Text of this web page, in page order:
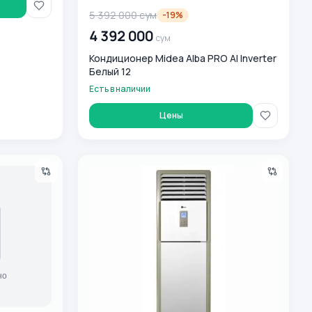
5 392 000сум -19%
4 392 000 сум
Кондиционер Midea Alba PRO AI Inverter
Белый 12
Есть в наличии
Цены